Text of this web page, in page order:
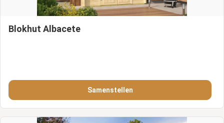
Blokhut Albacete
Samenstellen